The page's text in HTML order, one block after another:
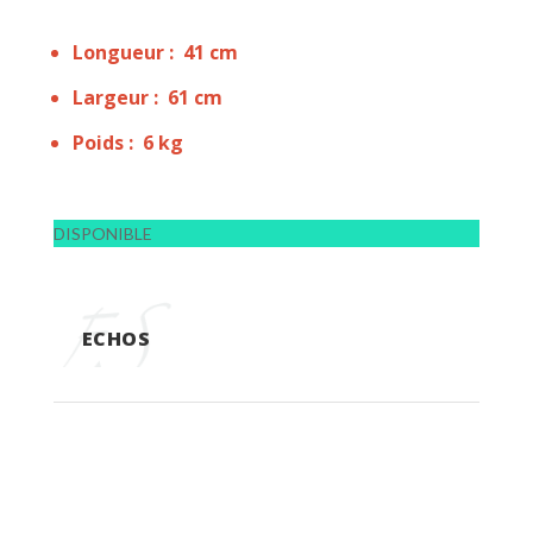
Longueur : 41 cm
Largeur : 61 cm
Poids : 6 kg
DISPONIBLE
ECHOS